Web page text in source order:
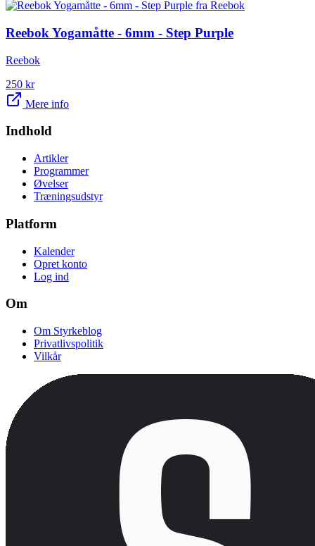
Reebok Yogamåtte - 6mm - Step Purple
Reebok
250 kr
Mere info
Indhold
Artikler
Programmer
Øvelser
Træningsudstyr
Platform
Kalender
Opret konto
Log ind
Om
Om Styrkeblog
Privatlivspolitik
Vilkår